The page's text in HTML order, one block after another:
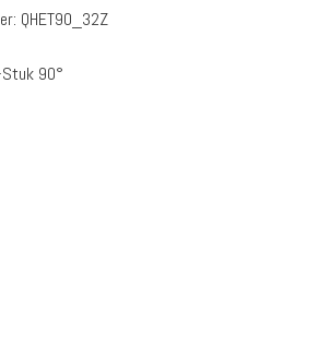
QHET90_32Z
90°